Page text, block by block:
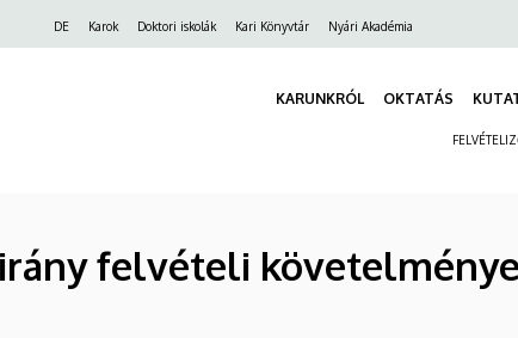
Felső
DE Karok Doktori iskolák Kari Könyvtár Nyári Akadémia
KARUNKRÓL OKTATÁS
felvételi